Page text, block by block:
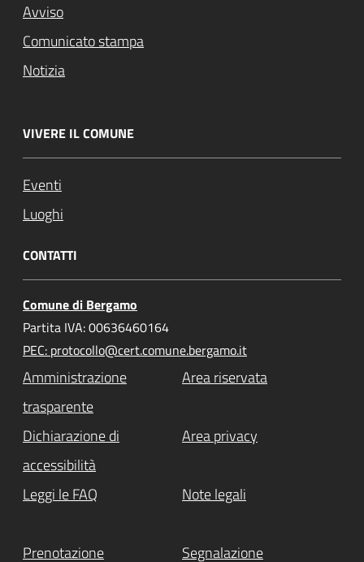
Avviso
Comunicato stampa
Notizia
VIVERE IL COMUNE
Eventi
Luoghi
CONTATTI
Comune di Bergamo
Partita IVA: 00636460164
PEC: protocollo@cert.comune.bergamo.it
Amministrazione
trasparente
Area riservata
Dichiarazione di
accessibilità
Area privacy
Leggi le FAQ Note legali
Prenotazione Segnalazione